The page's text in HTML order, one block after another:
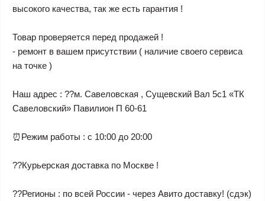
высокого качества, так же есть гарантия !
Товар проверяется перед продажей !
- ремонт в вашем присутствии ( наличие своего сервиса
на точке )
Наш адрес : ??м. Савеловская , Сущевский Вал 5с1 «ТК
Савеловский» Павилион П 60-61
⏰Режим работы : с 10:00 до 20:00
??Курьерская доставка по Москве !
??Регионы : по всей России - через Авито доставку! (сдэк)